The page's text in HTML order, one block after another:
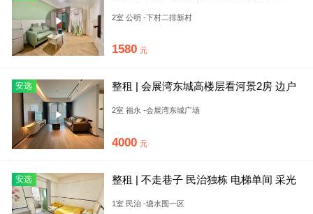
2室 公明 -下村二排新村
1580 元
安选
整租 | 会展湾东城高楼层看河景2房 边户
2室 福永 -会展湾东城广场
4000 元
安选
整租 | 不走巷子 民治独栋 电梯单间 采光
1室 民治 -塘水围一区